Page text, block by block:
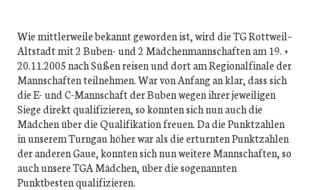
Wie mittlerweile bekannt geworden ist, wird die TG Rottweil–
Altstadt mit 2 Buben- und 2 Mädchenmannschaften am 19. +
20.11.2005 nach Süßen reisen und dort am Regionalfinale der
Mannschaften teilnehmen. War von Anfang an klar, dass sich
die E- und C-Mannschaft der Buben wegen ihrer jeweiligen
Siege direkt qualifizieren, so konnten sich nun auch die
Mädchen über die Qualifikation freuen. Da die Punktzahlen
in unserem Turngau höher war als die erturnten Punktzahlen
der anderen Gaue, konnten sich nun weitere Mannschaften, so
auch unsere TGA Mädchen, über die sogenannten
Punktbesten qualifizieren.